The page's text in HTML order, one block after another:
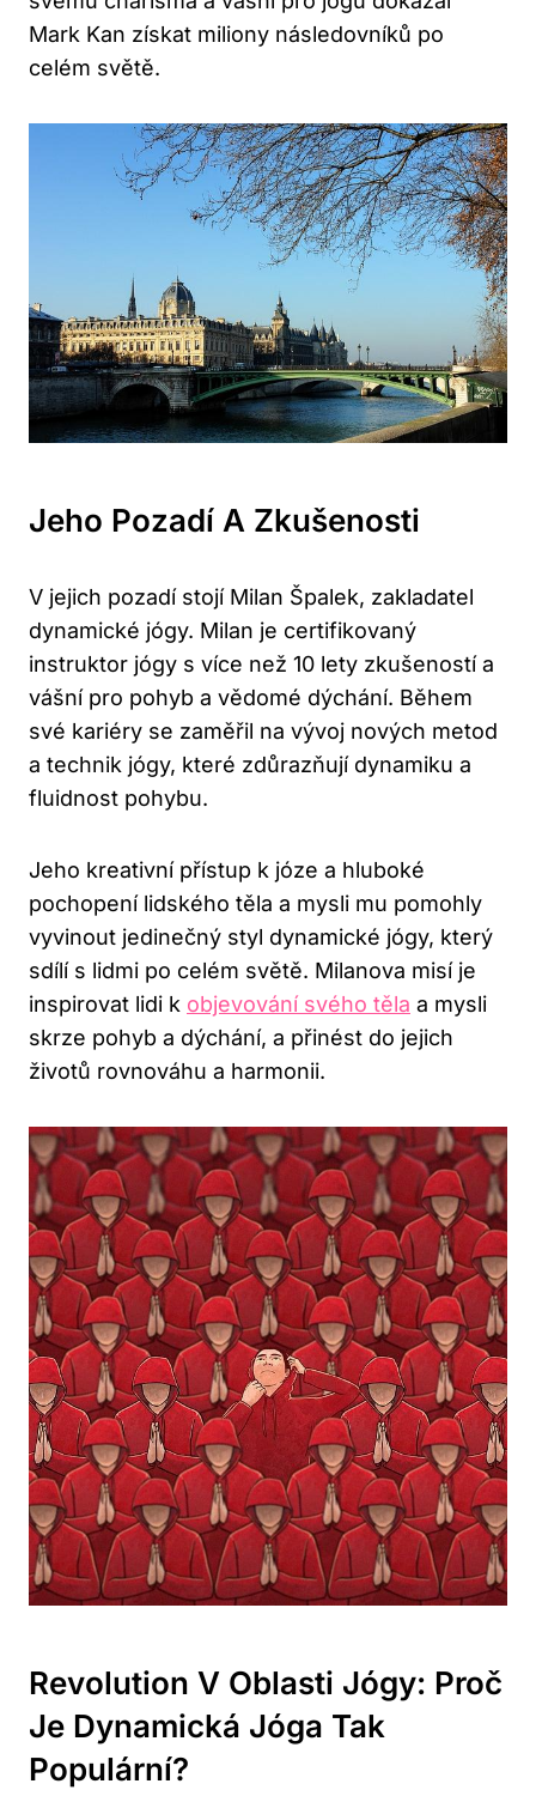
Mark Kan získat miliony následovníků po
celém světě.
Jeho‍ Pozadí A Zkušenosti
V jejich pozadí stojí Milan Špalek, zakladatel
dynamické⁢ jógy. Milan je certifikovaný
‌instruktor jógy s více než 10 lety ⁣zkušeností a
vášní pro pohyb a vědomé dýchání. Během
své kariéry se zaměřil⁢ na ​vývoj‍ nových​ metod‍
a technik jógy, které zdůrazňují dynamiku a
fluidnost pohybu.
Jeho⁢ kreativní přístup k józe⁣ a hluboké
pochopení lidského těla a​ mysli mu pomohly
vyvinout⁣ jedinečný styl ‌dynamické jógy, který
sdílí s ⁢lidmi po celém​ světě. Milanova ‌misí je
inspirovat lidi k objevování svého těla a​ mysli
⁤skrze pohyb ​a dýchání, a přinést do jejich
životů rovnováhu a harmonii.
Revolution ​v Oblasti Jógy: Proč
Je ​dynamická ⁣jóga Tak
Populární?